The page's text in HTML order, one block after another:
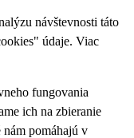
návštevnosti táto
údaje. Viac
fungovania
ich na zbieranie
nám pomáhajú v